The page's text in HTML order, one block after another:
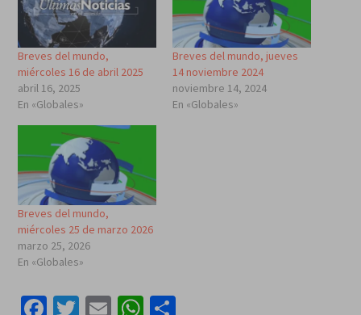
Breves del mundo,
miércoles 16 de abril 2025
abril 16, 2025
En «Globales»
Breves del mundo, jueves
14 noviembre 2024
noviembre 14, 2024
En «Globales»
Breves del mundo,
miércoles 25 de marzo 2026
marzo 25, 2026
En «Globales»
Facebook
Twitter
EmailWhatsApp
Compartir